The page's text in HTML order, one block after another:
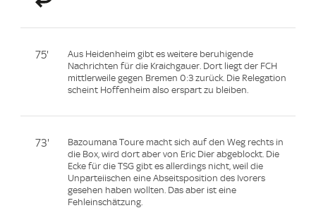
75'
Aus Heidenheim gibt es weitere beruhigende
Nachrichten für die Kraichgauer. Dort liegt der FCH
mittlerweile gegen Bremen 0:3 zurück. Die Relegation
scheint Hoffenheim also erspart zu bleiben.
73'
Bazoumana Toure macht sich auf den Weg rechts in
die Box, wird dort aber von Eric Dier abgeblockt. Die
Ecke für die TSG gibt es allerdings nicht, weil die
Unparteiischen eine Abseitsposition des Ivorers
gesehen haben wollten. Das aber ist eine
Fehleinschätzung.